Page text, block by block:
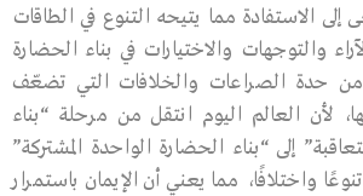
إلى الاستفادة مما يتيحه التنوع في الطاقات
والتوجهات والاختيارات في بناء الحضارة
من حدة الصراعات والخلافات التي تضعّف
لأن العالم اليوم انتقل من مرحلة “بناء
إلى “بناء الحضارة الواحدة المشتركة”
واختلافًا، مما يعني أن الإيمان باستمرار